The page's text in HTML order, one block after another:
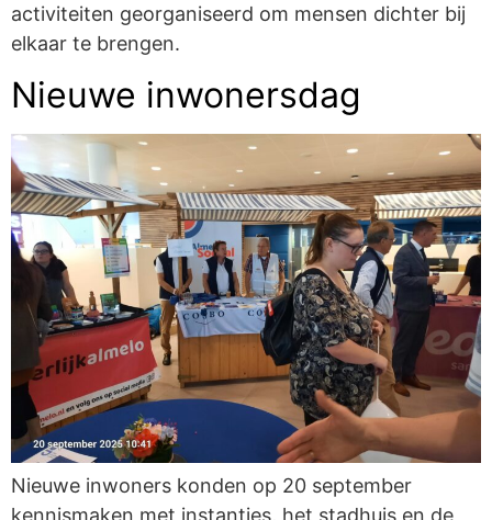
activiteiten georganiseerd om mensen dichter bij
elkaar te brengen.
Nieuwe inwonersdag
Nieuwe inwoners konden op 20 september
kennismaken met instanties, het stadhuis en de